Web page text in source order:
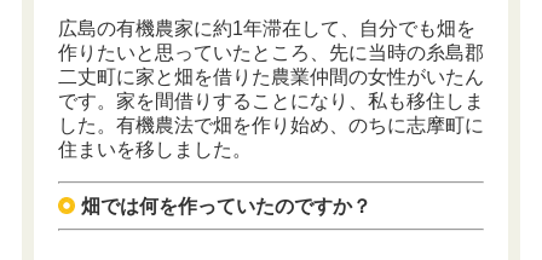
広島の有機農家に約1年滞在して、自分でも畑を
作りたいと思っていたところ、先に当時の糸島郡
二丈町に家と畑を借りた農業仲間の女性がいたん
です。家を間借りすることになり、私も移住しま
した。有機農法で畑を作り始め、のちに志摩町に
住まいを移しました。
畑では何を作っていたのですか？